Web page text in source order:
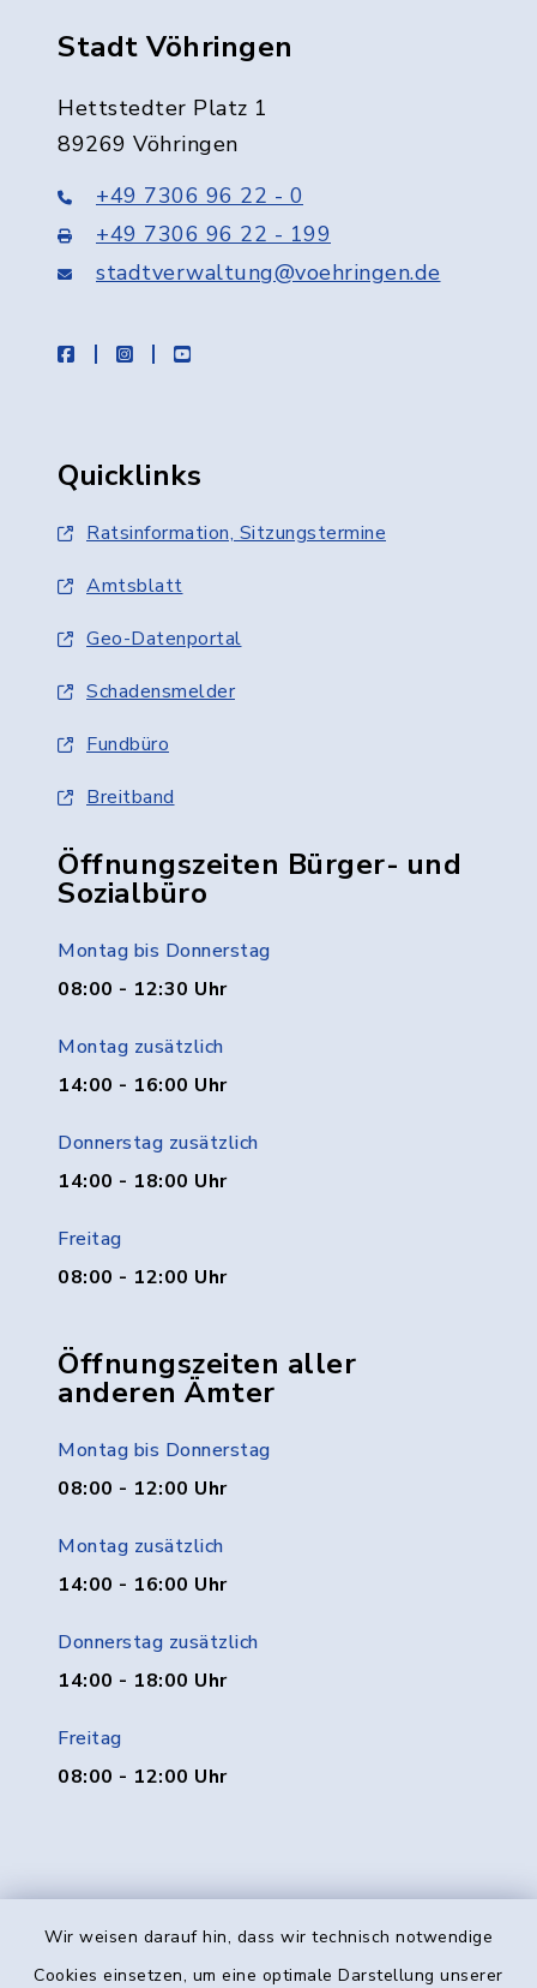
Wir weisen darauf hin, dass wir technisch notwendige
Cookies einsetzen, um eine optimale Darstellung unserer
Stadt Vöhringen
Hettstedter Platz 1
89269 Vöhringen
+49 7306 96 22 - 0
+49 7306 96 22 - 199
stadtverwaltung@voehringen.de
facebookinstagramyoutube
Quicklinks
Ratsinformation, Sitzungstermine
Amtsblatt
Geo-Datenportal
Schadensmelder
Fundbüro
Breitband
Öffnungszeiten Bürger- und
Sozialbüro
Montag bis Donnerstag
08:00 - 12:30 Uhr
Montag zusätzlich
14:00 - 16:00 Uhr
Donnerstag zusätzlich
14:00 - 18:00 Uhr
Freitag
08:00 - 12:00 Uhr
Öffnungszeiten aller
anderen Ämter
Montag bis Donnerstag
08:00 - 12:00 Uhr
Montag zusätzlich
14:00 - 16:00 Uhr
Donnerstag zusätzlich
14:00 - 18:00 Uhr
Freitag
08:00 - 12:00 Uhr
Kontakt